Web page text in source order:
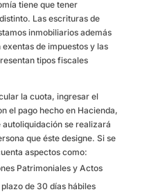
tiene que tener
Las escrituras de
inmobiliarios además
de impuestos y las
tipos fiscales
la cuota, ingresar el
el pago hecho en Hacienda,
se realizará
que éste designe. Si se
aspectos como:
Patrimoniales y Actos
de 30 días hábiles